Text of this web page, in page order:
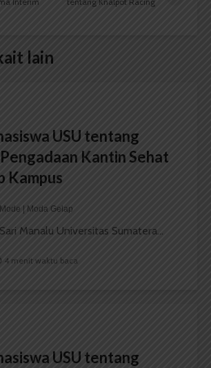
lain
USU tentang
Kantin Sehat
Kampus
| Moda Gelap
Manalu Universitas Sumatera...
4 menit waktu baca
USU tentang